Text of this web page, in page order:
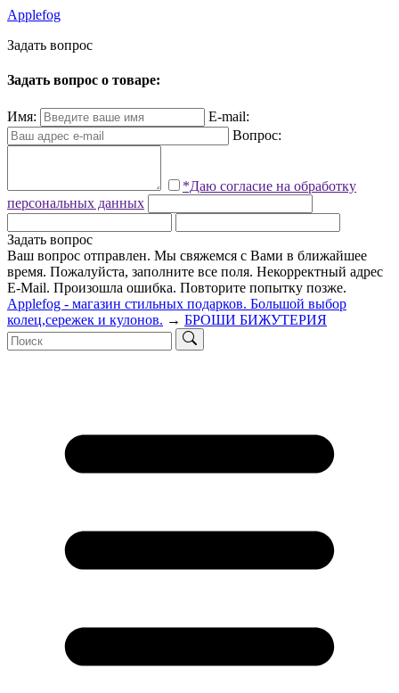
Applefog
Задать вопрос
Задать вопрос о товаре:
Имя:
E-mail:
Вопрос:
*Даю согласие на обработку
персональных данных
Задать вопрос
Ваш вопрос отправлен. Мы свяжемся с Вами в ближайшее
время. Пожалуйста, заполните все поля. Некорректный адрес
E-Mail. Произошла ошибка. Повторите попытку позже.
Applefog - магазин стильных подарков. Большой выбор
колец,сережек и кулонов. → БРОШИ БИЖУТЕРИЯ